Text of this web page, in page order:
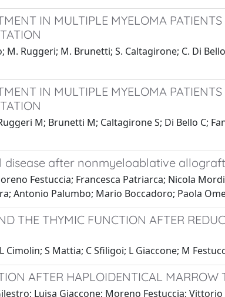
IN MULTIPLE MYELOMA
Ruggeri; M. Brunetti; S. Caltagirone; C. Di
IN MULTIPLE MYELOMA
M; Brunetti M; Caltagirone S; Di Bello C;
after nonmyeloablative
Festuccia; Francesca Patriarca; Nicola
Antonio Palumbo; Mario Boccadoro; Paola
THE THYMIC FUNCTION AFTER
S Mattia; C Sfiligoi; L Giaccone; M
AFTER HAPLOIDENTICAL MARROW
Luisa Giaccone; Moreno Festuccia;